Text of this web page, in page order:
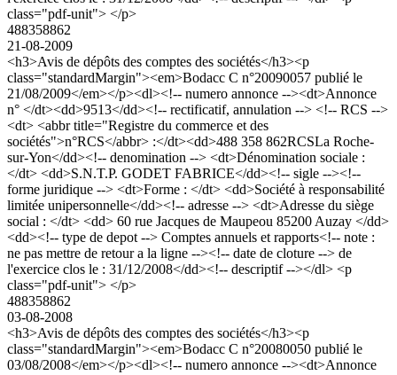
class="pdf-unit"> </p>
488358862
21-08-2009
<h3>Avis de dépôts des comptes des sociétés</h3><p
class="standardMargin"><em>Bodacc C n°20090057 publié le
21/08/2009</em></p><dl><!-- numero annonce --><dt>Annonce
n° </dt><dd>9513</dd><!-- rectificatif, annulation --> <!-- RCS -->
<dt> <abbr title="Registre du commerce et des
sociétés">n°RCS</abbr> :</dt><dd>488 358 862RCSLa Roche-
sur-Yon</dd><!-- denomination --> <dt>Dénomination sociale :
</dt> <dd>S.N.T.P. GODET FABRICE</dd><!-- sigle --><!--
forme juridique --> <dt>Forme : </dt> <dd>Société à responsabilité
limitée unipersonnelle</dd><!-- adresse --> <dt>Adresse du siège
social : </dt> <dd> 60 rue Jacques de Maupeou 85200 Auzay </dd>
<dd><!-- type de depot --> Comptes annuels et rapports<!-- note :
ne pas mettre de retour a la ligne --><!-- date de cloture --> de
l'exercice clos le : 31/12/2008</dd><!-- descriptif --></dl> <p
class="pdf-unit"> </p>
488358862
03-08-2008
<h3>Avis de dépôts des comptes des sociétés</h3><p
class="standardMargin"><em>Bodacc C n°20080050 publié le
03/08/2008</em></p><dl><!-- numero annonce --><dt>Annonce